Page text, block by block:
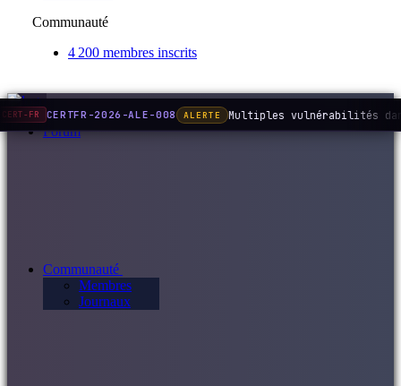
Communauté
4 200 membres inscrits
Forum
Communauté
Membres
Journaux
CERT-FR CERTFR-2026-ALE-008 ALERTE Multiples vulnérabilités